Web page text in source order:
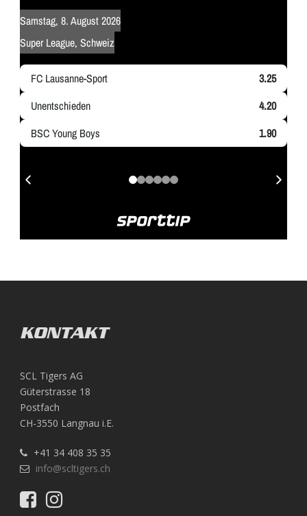
KONTAKT
SCL Tigers AG
Güterstrasse 18
Postfach
CH-3550 Langnau i.E.
+41 34 408 35 35
info@scltigers.ch